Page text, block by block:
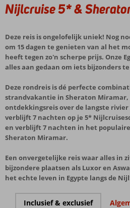
Nijlcruise 5* &
Deze reis is ongelofelijk uniek! Nog
om 15 dagen te genieten van al het
heeft tegen zo'n scherpe prijs. Onze
alles aan gedaan om iets bijzonders
Deze rondreis isdé perfecte
strandvakantie in Sheraton
ontdekkingsreis over de langste rivier
verblijft 7 nachten op je 5*
en verblijft 7 nachten in het
Sheraton Miramar.
Een onvergetelijke reis waar alles in
bijzondere plaatsen als Luxor en
het echte leven in Egypte langs de
Inclusief & exclusief